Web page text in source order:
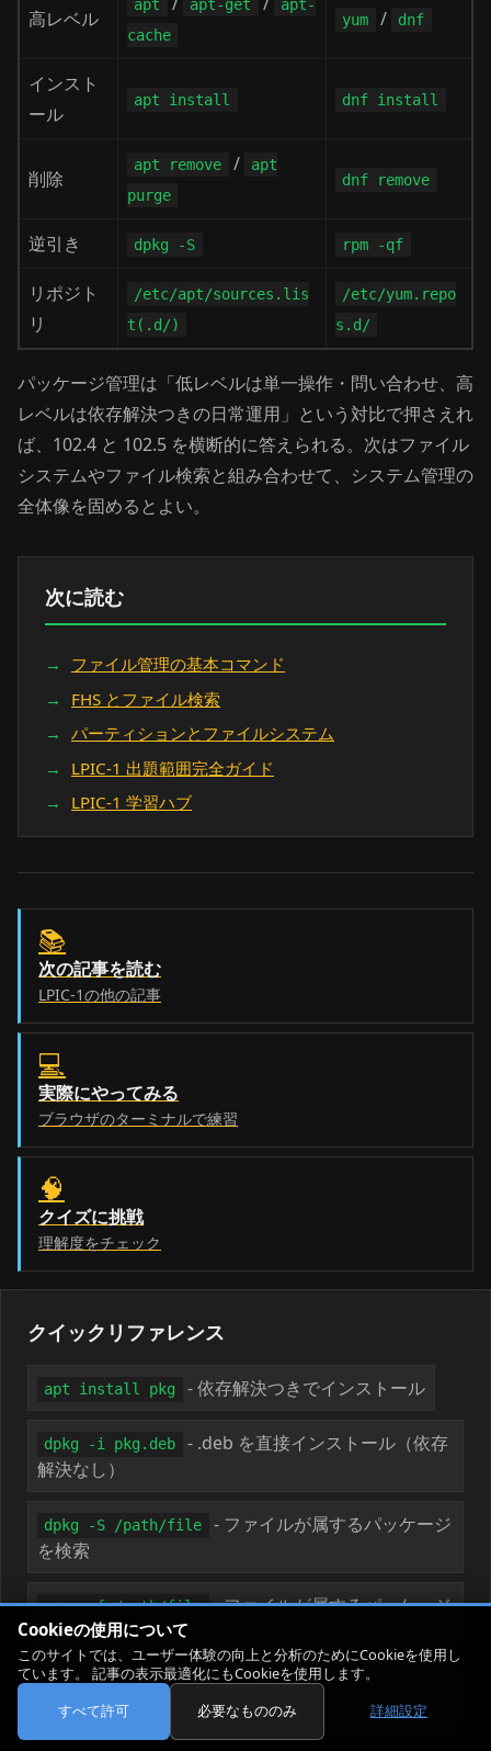
Cookieの使用について
このサイトでは、ユーザー体験の向上と分析のためにCookieを使用し
ています。 記事の表示最適化にもCookieを使用します。
すべて許可 必要なもののみ 詳細設定
高レベル
apt apt-get
apt-
cache
yum / dnf
インスト
ール
apt install dnf install
削除
apt remove /
apt
purge
dnf remove
逆引き dpkg -S rpm -qf
リポジト
リ
/etc/apt/sources.lis
t(.d/)
/etc/yum.repo
s.d/
パッケージ管理は「低レベルは単一操作・問い合わせ、高
レベルは依存解決つきの日常運用」という対比で押さえれ
ば、102.4 と 102.5 を横断的に答えられる。次はファイル
システムやファイル検索と組み合わせて、システム管理の
全体像を固めるとよい。
次に読む
ファイル管理の基本コマンド
FHS とファイル検索
パーティションとファイルシステム
LPIC-1 出題範囲完全ガイド
LPIC-1 学習ハブ
📚
次の記事を読む
LPIC-1の他の記事
💻
実際にやってみる
ブラウザのターミナルで練習
🧠
クイズに挑戦
理解度をチェック
クイックリファレンス
apt install pkg - 依存解決つきでインストール
dpkg -i pkg.deb
- .deb を直接インストール（依存
解決なし）
dpkg -S /path/file
- ファイルが属するパッケージ
を検索
rpm -qf /path/file - ファイルが属するパッケージ
を問い合わせ
dnf install pkg - 依存解決つきでインストール
（RPM 系）